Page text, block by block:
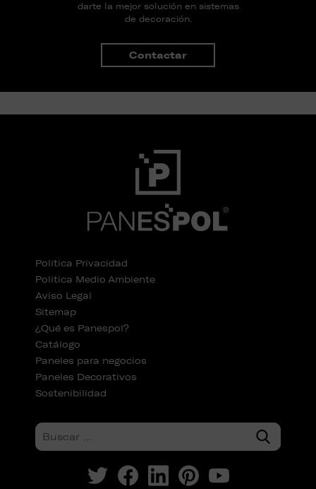
darte la mejor solución en sistemas
de decoración.
Contactar
Política Privacidad
Política Medio Ambiente
Aviso Legal
Sitemap
¿Qué es Panespol?
Catálogo
Paneles para negocios
Paneles Decorativos
Sostenibilidad